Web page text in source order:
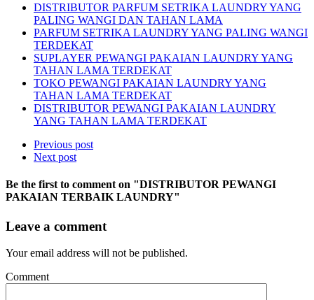
DISTRIBUTOR PARFUM SETRIKA LAUNDRY YANG
PALING WANGI DAN TAHAN LAMA
PARFUM SETRIKA LAUNDRY YANG PALING WANGI
TERDEKAT
SUPLAYER PEWANGI PAKAIAN LAUNDRY YANG
TAHAN LAMA TERDEKAT
TOKO PEWANGI PAKAIAN LAUNDRY YANG
TAHAN LAMA TERDEKAT
DISTRIBUTOR PEWANGI PAKAIAN LAUNDRY
YANG TAHAN LAMA TERDEKAT
Previous post
Next post
Be the first to comment on "DISTRIBUTOR PEWANGI
PAKAIAN TERBAIK LAUNDRY"
Leave a comment
Your email address will not be published.
Comment